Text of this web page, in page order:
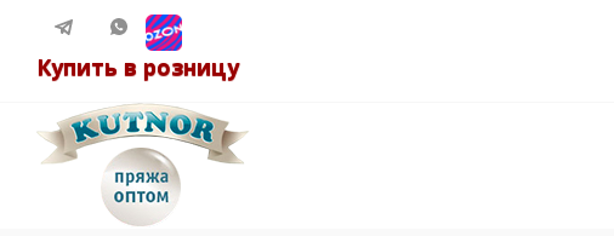
Купить в розницу